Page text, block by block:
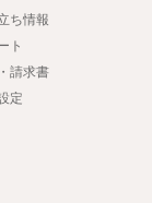
ち情報
ト
請求書
定